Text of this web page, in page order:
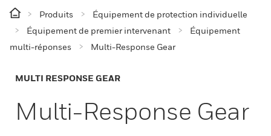
Produits
Équipement de protection individuelle
Équipement de premier intervenant
Équipement
multi-réponses
Multi-Response Gear
MULTI RESPONSE GEAR
Multi-Response Gear